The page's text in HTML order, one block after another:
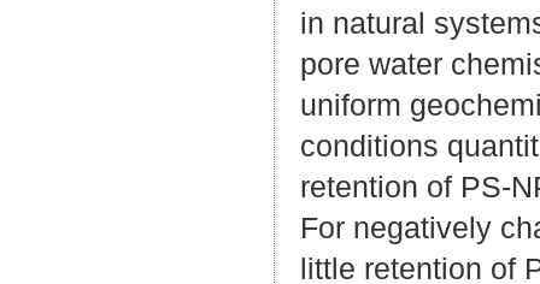
in natural
pore water
uniform
conditions
retention of PS-
For negatively
little retention of